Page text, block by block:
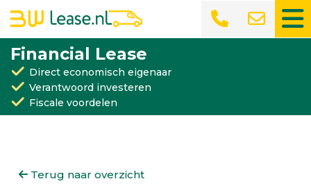
Financial Lease
Direct economisch eigenaar
Verantwoord investeren
Fiscale voordelen
Terug naar overzicht